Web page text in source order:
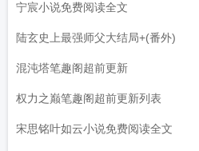
宁宸小说免费阅读全文
陆玄史上最强师父大结局+(番外)
混沌塔笔趣阁超前更新
权力之巅笔趣阁超前更新列表
宋思铭叶如云小说免费阅读全文